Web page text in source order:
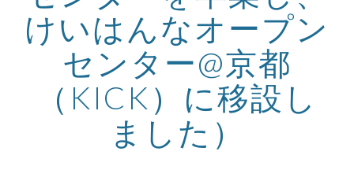
けいはんなオープン
センター@京都
（KICK）に移設し
ました）